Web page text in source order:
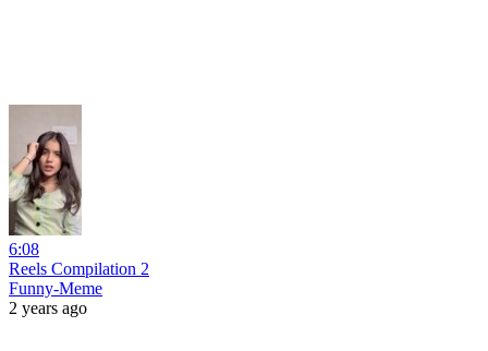
6:08
Reels Compilation 2
Funny-Meme
2 years ago